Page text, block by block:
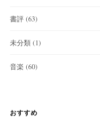
書評 (63)
未分類 (1)
音楽 (60)
おすすめ